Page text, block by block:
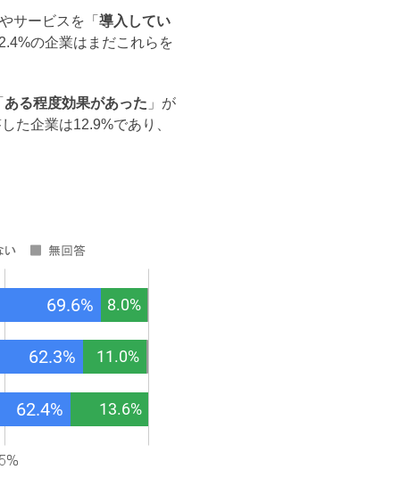
サービスを「 導入してい
の企業はまだこれらを
ある程度効果があった 」が
た企業は12.9%であり、